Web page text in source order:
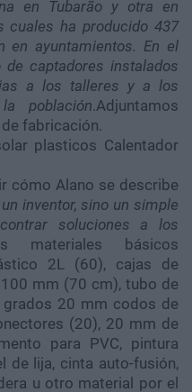
en Tubarão y otra en
cuales ha producido 437
en ayuntamientos. En el
captadores instalados
a los talleres y a los
población.Adjuntamos
fabricación.
cómo Alano se describe
inventor, sino un simple
soluciones a los
materiales básicos
2L (60), cajas de
mm (70 cm), tubo de
20 mm codos de
(20), 20 mm de
para PVC, pintura
de lija, cinta auto-fusión,
u otro material por el